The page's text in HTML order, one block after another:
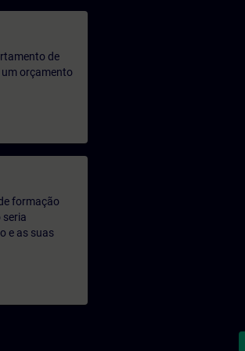
de
um orçamento
formação
seria
e as suas